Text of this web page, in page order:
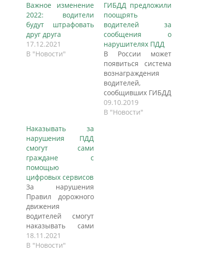
Важное изменение
2022: водители
будут штрафовать
друг друга
17.12.2021
В "Новости"
ГИБДД предложили
поощрять
водителей за
сообщения о
нарушителях ПДД
В России может
появиться система
вознаграждения
водителей,
сообщивших ГИБДД
о нарушителях на
дорогах. С
09.10.2019
В "Новости"
Наказывать за
нарушения ПДД
смогут сами
граждане с
помощью
цифровых сервисов
За нарушения
Правил дорожного
движения
водителей смогут
наказывать сами
граждане с
помощью нового
18.11.2021
В "Новости"